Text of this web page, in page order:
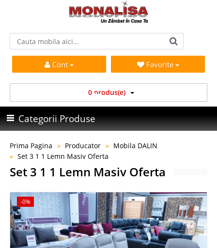
Cont Favorite
0 produs(e)
Categorii Produse
Prima Pagina Producator
Mobila DALIN
Set 3 1 1 Lemn Masiv Oferta
Set 3 1 1 Lemn Masiv Oferta
-0%